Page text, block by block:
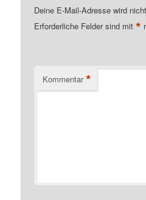
Deine E-Mail-Adresse wird
Erforderliche Felder sind mit*
Kommentar *